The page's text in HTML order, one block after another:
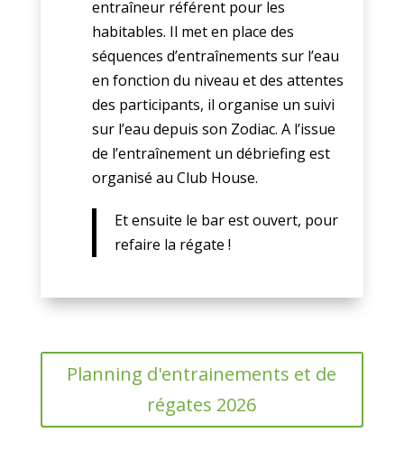
entraîneur référent pour les
habitables. Il met en place des
séquences d’entraînements sur l’eau
en fonction du niveau et des attentes
des participants, il organise un suivi
sur l’eau depuis son Zodiac. A l’issue
de l’entraînement un débriefing est
organisé au Club House.
Et ensuite le bar est ouvert, pour
refaire la régate !
Planning d'entrainements et de
régates 2026